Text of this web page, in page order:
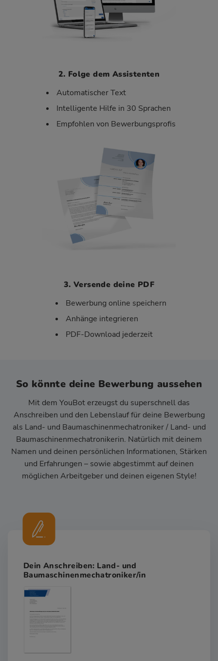
2. Folge dem Assistenten
Automatischer Text
Intelligente Hilfe in 30 Sprachen
Empfohlen von Bewerbungsprofis
3. Versende deine PDF
Bewerbung online speichern
Anhänge integrieren
PDF-Download jederzeit
So könnte deine Bewerbung aussehen
Mit dem YouBot erzeugst du superschnell das
Anschreiben und den Lebenslauf für deine Bewerbung
als Land- und Baumaschinenmechatroniker / Land- und
Baumaschinenmechatronikerin. Natürlich mit deinem
Namen und deinen persönlichen Informationen, Stärken
und Erfahrungen – sowie abgestimmt auf deinen
möglichen Arbeitgeber und deinen eigenen Style!
Dein Anschreiben: Land- und
Baumaschinenmechatroniker/in